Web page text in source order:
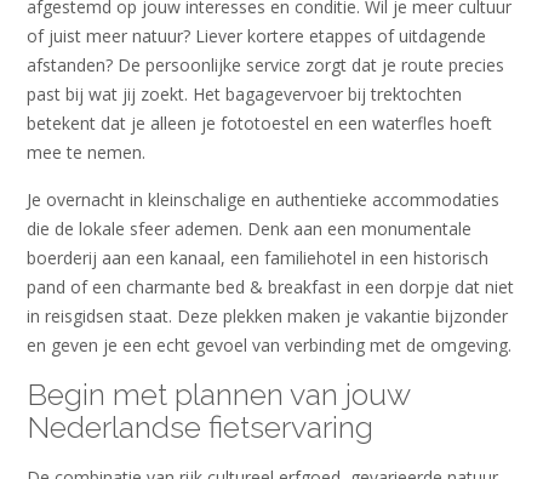
afgestemd op jouw interesses en conditie. Wil je meer cultuur
of juist meer natuur? Liever kortere etappes of uitdagende
afstanden? De persoonlijke service zorgt dat je route precies
past bij wat jij zoekt. Het bagagevervoer bij trektochten
betekent dat je alleen je fototoestel en een waterfles hoeft
mee te nemen.
Je overnacht in kleinschalige en authentieke accommodaties
die de lokale sfeer ademen. Denk aan een monumentale
boerderij aan een kanaal, een familiehotel in een historisch
pand of een charmante bed & breakfast in een dorpje dat niet
in reisgidsen staat. Deze plekken maken je vakantie bijzonder
en geven je een echt gevoel van verbinding met de omgeving.
Begin met plannen van jouw
Nederlandse fietservaring